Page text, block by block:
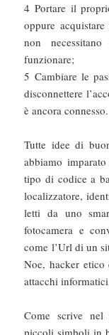
4 Portare il
oppure
non
funzionare;
5 Cambiare le
disconnettere
è ancora connesso.
Tutte idee di
abbiamo
tipo di codice a
localizzatore,
letti da uno
fotocamera e
come l’Url di un
Noe, hacker
attacchi
Come scrive nel